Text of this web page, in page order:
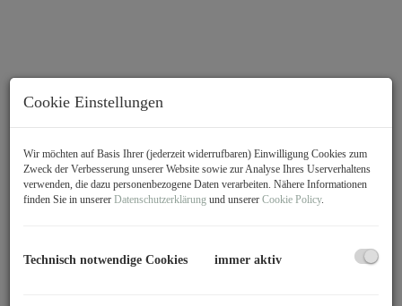
Beschreibung
Jahr 1976 im begehrten Dornbirner Hatlerdorf. Die Wohnung
überzeugt durch ihre großzügige Raumaufteilung, helle
Cookie Einstellungen
Wir möchten auf Basis Ihrer (jederzeit widerrufbaren) Einwilligung Cookies zum
Zweck der Verbesserung unserer Website sowie zur Analyse Ihres Userverhaltens
verwenden, die dazu personenbezogene Daten verarbeiten. Nähere Informationen
finden Sie in unserer Datenschutzerklärung und unserer Cookie Policy.
Technisch notwendige Cookies immer aktiv